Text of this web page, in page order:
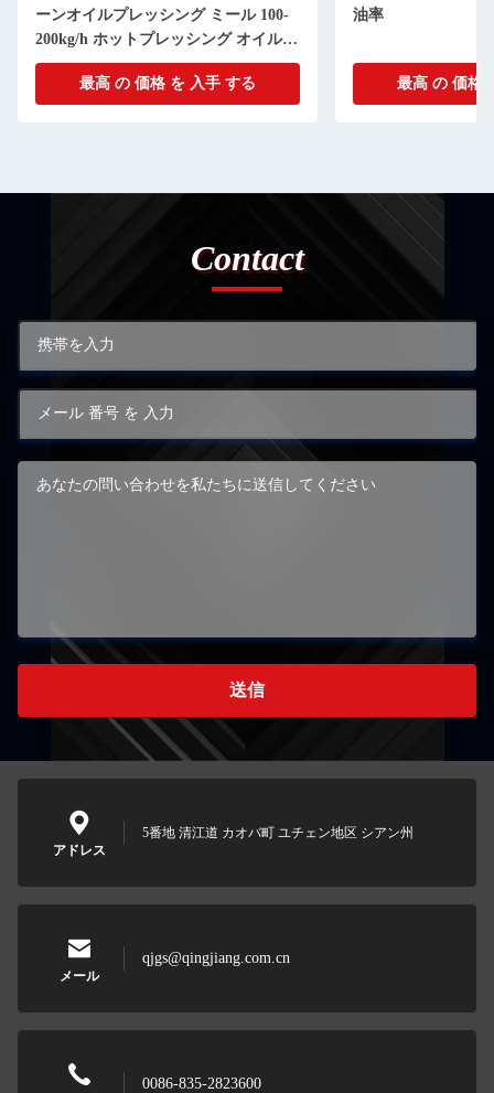
ーンオイルプレッシング ミール 100-
200kg/h ホットプレッシング オイル抽
出
最高 の 価格 を 入手 する
油率
最高 の 価格
Contact
送信
アドレス
5番地 清江道 カオバ町 ユチェン地区 シアン州
メール
qjgs@qingjiang.com.cn
0086-835-2823600